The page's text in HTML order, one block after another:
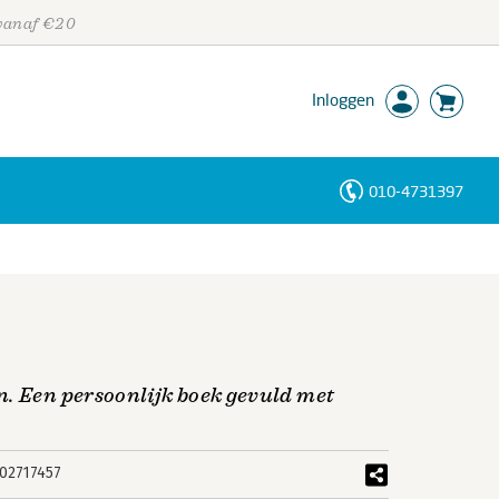
€20
Inloggen
010-4731397
Een persoonlijk boek gevuld met
Personen